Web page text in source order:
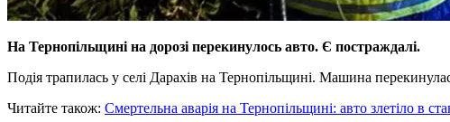
На Тернопільщині на дорозі перекинулось авто. Є постраждалі.
Подія трапилась у селі Дарахів на Тернопільщині. Машина
Читайте також: Смертельна аварія на Тернопільщині: авто злетіло в